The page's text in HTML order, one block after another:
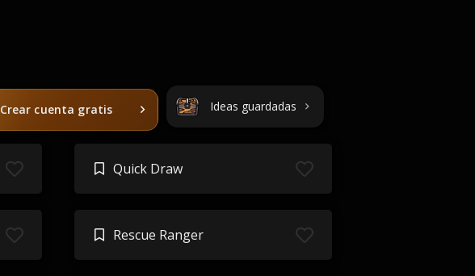
Crear cuenta gratis Ideas guardadas
Quick Draw
Rescue Ranger